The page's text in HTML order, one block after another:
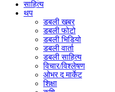
साहित्य
थप
डबली खबर
डबली फोटो
डबली भिडियो
डबली वार्ता
डबली साहित्य
विचार/विश्‍लेषण
ओभर द मार्केट
शिक्षा